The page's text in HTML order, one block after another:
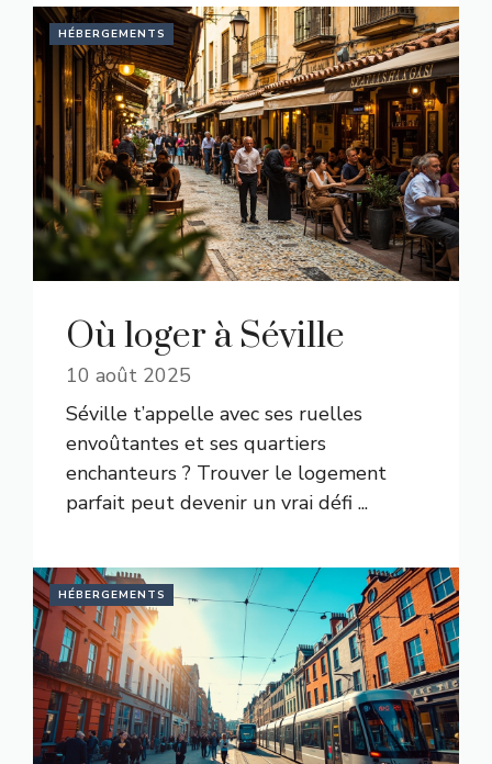
HÉBERGEMENTS
Où loger à Séville
10 août 2025
Séville t’appelle avec ses ruelles
envoûtantes et ses quartiers
enchanteurs ? Trouver le logement
parfait peut devenir un vrai défi ...
HÉBERGEMENTS